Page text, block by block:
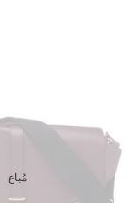
مُباع